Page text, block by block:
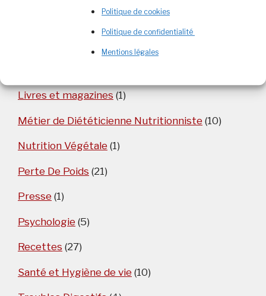
Politique de cookies
Politique de confidentialité
Mentions légales
Alimentation et Nutrition(88)
Livres et magazines (1)
Métier de Diététicienne Nutritionniste (10)
Nutrition Végétale (1)
Perte De Poids (21)
Presse (1)
Psychologie (5)
Recettes (27)
Santé et Hygiène de vie (10)